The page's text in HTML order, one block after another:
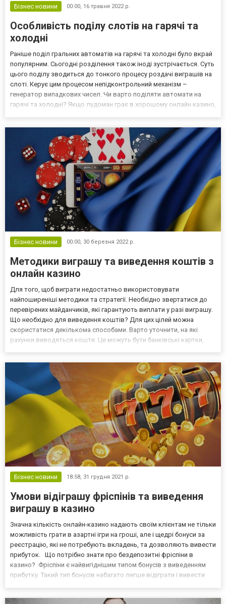
Бізнес новини 00:00, 16 травня 2022 р.
Особливість поділу слотів на гарячі та
холодні
Раніше поділ гральних автоматів на гарячі та холодні було вкрай
популярним. Сьогодні розділення також іноді зустрічається. Суть
цього поділу зводиться до тонкого процесу роздачі виграшів на
слоті. Керує цим процесом непідконтрольний механізм –
генератор випадкових чисел. Чи варто поділяти автомати на
гарячі та холодні? Якщо лудоман грає в хорошому онлайн казино,
Бізнес новини 00:00, 30 березня 2022 р.
Методики виграшу та виведення коштів з
онлайн казино
Для того, щоб виграти недостатньо використовувати
найпоширеніші методики та стратегії. Необхідно звертатися до
перевірених майданчиків, які гарантують виплати у разі виграшу.
Що необхідно для виведення коштів? Для цих цілей можна
скористатися декількома способами. Варто уточнити, на які
рахунки виводяться кошти. Це можуть бути банківські картки,
Бізнес новини 18:58, 31 грудня 2021 р.
Умови відіграшу фріспінів та виведення
виграшу в казино
Значна кількість онлайн-казино надають своїм клієнтам не тільки
можливість грати в азартні ігри на гроші, але і щедрі бонуси за
реєстрацію, які не потребують вкладень, та дозволяють вивести
прибуток. Що потрібно знати про бездепозитні фріспіни в
казино? Фріспіни є найвигіднішим типом бонусів з виведенням
прибутку. Такий тип бонусів набагато легше відіграти і вивести